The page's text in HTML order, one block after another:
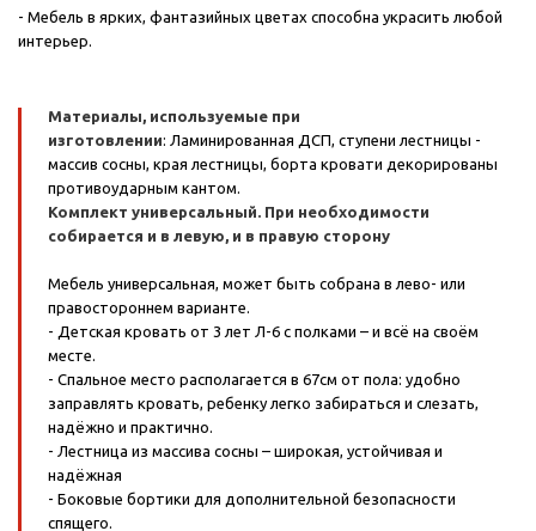
- Мебель в ярких, фантазийных цветах способна украсить любой
интерьер.
Материалы, используемые при
изготовлении: Ламинированная ДСП, ступени лестницы -
массив сосны, края лестницы, борта кровати декорированы
противоударным кантом.
Комплект универсальный. При необходимости
собирается и в левую, и в правую сторону
Мебель универсальная, может быть собрана в лево- или
правостороннем варианте.
- Детская кровать от 3 лет Л-6 с полками – и всё на своём
месте.
- Спальное место располагается в 67см от пола: удобно
заправлять кровать, ребенку легко забираться и слезать,
надёжно и практично.
- Лестница из массива сосны – широкая, устойчивая и
надёжная
- Боковые бортики для дополнительной безопасности
спящего.